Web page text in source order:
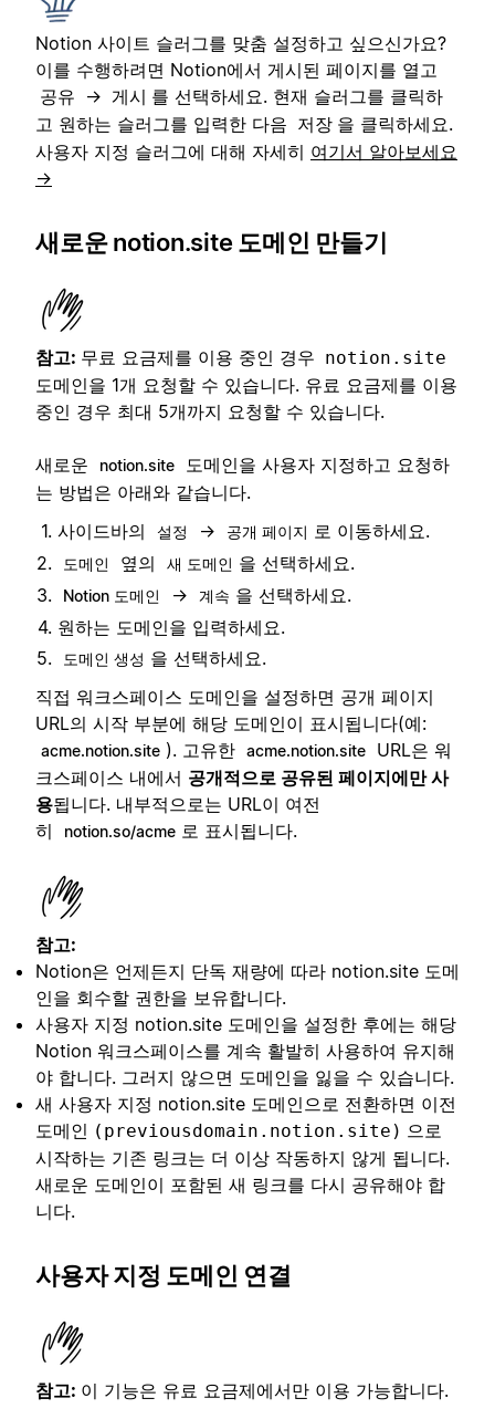
Notion 사이트 슬러그를 맞춤 설정하고 싶으신가요?
이를 수행하려면 Notion에서 게시된 페이지를 열고
공유 → 게시 를 선택하세요. 현재 슬러그를 클릭하
고 원하는 슬러그를 입력한 다음 저장 을 클릭하세요.
사용자 지정 슬러그에 대해 자세히 여기서 알아보세요
→
새로운 notion.site 도메인 만들기
참고: 무료 요금제를 이용 중인 경우 notion.site
도메인을 1개 요청할 수 있습니다. 유료 요금제를 이용
중인 경우 최대 5개까지 요청할 수 있습니다.
새로운 notion.site
도메인을 사용자 지정하고 요청하
는 방법은 아래와 같습니다.
사이드바의
설정 → 공개 페이지 로 이동하세요.
도메인 옆의 새 도메인 을 선택하세요.
Notion 도메인 → 계속 을 선택하세요.
원하는 도메인을 입력하세요.
도메인 생성 을 선택하세요.
직접 워크스페이스 도메인을 설정하면 공개 페이지
URL의 시작 부분에 해당 도메인이 표시됩니다(예:
acme.notion.site ). 고유한 acme.notion.site
URL은 워
크스페이스 내에서 공개적으로 공유된 페이지에만 사
용됩니다. 내부적으로는 URL이 여전
히
notion.so/acme 로 표시됩니다.
참고:
Notion은 언제든지 단독 재량에 따라 notion.site 도메
인을 회수할 권한을 보유합니다.
사용자 지정 notion.site 도메인을 설정한 후에는 해당
Notion 워크스페이스를 계속 활발히 사용하여 유지해
야 합니다. 그러지 않으면 도메인을 잃을 수 있습니다.
새 사용자 지정 notion.site 도메인으로 전환하면 이전
도메인 (previousdomain.notion.site) 으로
시작하는 기존 링크는 더 이상 작동하지 않게 됩니다.
새로운 도메인이 포함된 새 링크를 다시 공유해야 합
니다.
사용자 지정 도메인 연결
참고: 이 기능은 유료 요금제에서만 이용 가능합니다.